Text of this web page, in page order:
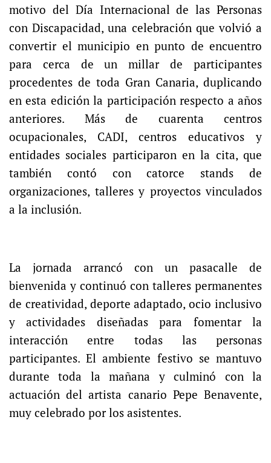
motivo del Día Internacional de las Personas
con Discapacidad, una celebración que volvió a
convertir el municipio en punto de encuentro
para cerca de un millar de participantes
procedentes de toda Gran Canaria, duplicando
en esta edición la participación respecto a años
anteriores. Más de cuarenta centros
ocupacionales, CADI, centros educativos y
entidades sociales participaron en la cita, que
también contó con catorce stands de
organizaciones, talleres y proyectos vinculados
a la inclusión.
La jornada arrancó con un pasacalle de
bienvenida y continuó con talleres permanentes
de creatividad, deporte adaptado, ocio inclusivo
y actividades diseñadas para fomentar la
interacción entre todas las personas
participantes. El ambiente festivo se mantuvo
durante toda la mañana y culminó con la
actuación del artista canario Pepe Benavente,
muy celebrado por los asistentes.